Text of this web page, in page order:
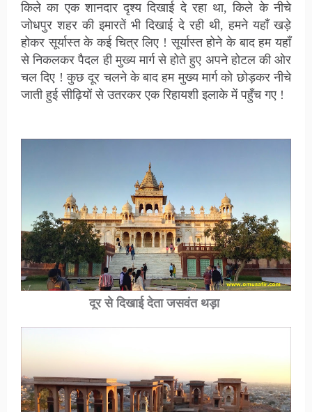
किले का एक शानदार दृश्य दिखाई दे रहा था, किले के नीचे
जोधपुर शहर की इमारतें भी दिखाई दे रही थी, हमने यहाँ खड़े
होकर सूर्यास्त के कई चित्र लिए ! सूर्यास्त होने के बाद हम यहाँ
से निकलकर पैदल ही मुख्य मार्ग से होते हुए अपने होटल की ओर
चल दिए ! कुछ दूर चलने के बाद हम मुख्य मार्ग को छोड़कर नीचे
जाती हुई सीढ़ियों से उतरकर एक रिहायशी इलाके में पहुँच गए !
दूर से दिखाई देता जसवंत थड़ा